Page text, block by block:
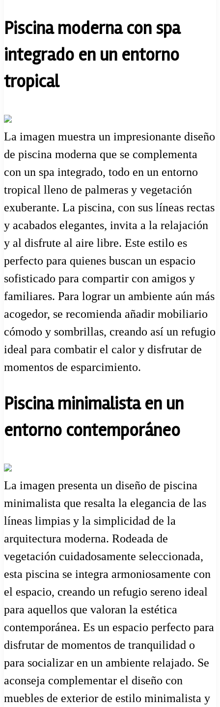
Piscina moderna con spa
integrado en un entorno
tropical
La imagen muestra un impresionante diseño
de piscina moderna que se complementa
con un spa integrado, todo en un entorno
tropical lleno de palmeras y vegetación
exuberante. La piscina, con sus líneas rectas
y acabados elegantes, invita a la relajación
y al disfrute al aire libre. Este estilo es
perfecto para quienes buscan un espacio
sofisticado para compartir con amigos y
familiares. Para lograr un ambiente aún más
acogedor, se recomienda añadir mobiliario
cómodo y sombrillas, creando así un refugio
ideal para combatir el calor y disfrutar de
momentos de esparcimiento.
Piscina minimalista en un
entorno contemporáneo
La imagen presenta un diseño de piscina
minimalista que resalta la elegancia de las
líneas limpias y la simplicidad de la
arquitectura moderna. Rodeada de
vegetación cuidadosamente seleccionada,
esta piscina se integra armoniosamente con
el espacio, creando un refugio sereno ideal
para aquellos que valoran la estética
contemporánea. Es un espacio perfecto para
disfrutar de momentos de tranquilidad o
para socializar en un ambiente relajado. Se
aconseja complementar el diseño con
muebles de exterior de estilo minimalista y